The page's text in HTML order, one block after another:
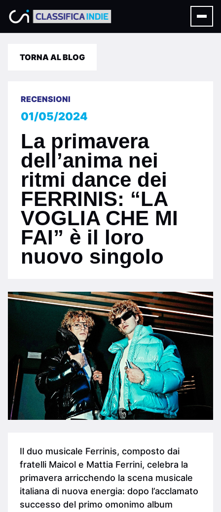
TORNA AL BLOG
RECENSIONI
01/05/2024
La primavera
dell’anima nei
ritmi dance dei
FERRINIS: “LA
VOGLIA CHE MI
FAI” è il loro
nuovo singolo
Il duo musicale Ferrinis, composto dai
fratelli Maicol e Mattia Ferrini, celebra la
primavera arricchendo la scena musicale
italiana di nuova energia: dopo l’acclamato
successo del primo omonimo album